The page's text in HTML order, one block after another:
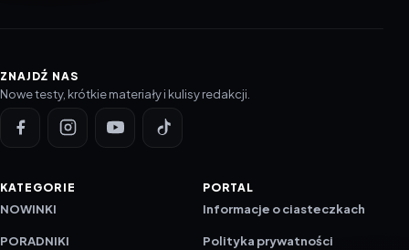
ZNAJDŹ NAS
Nowe testy, krótkie materiały i kulisy redakcji.
KATEGORIE
NOWINKI
PORADNIKI
PORTAL
Informacje o ciasteczkach
Polityka prywatności